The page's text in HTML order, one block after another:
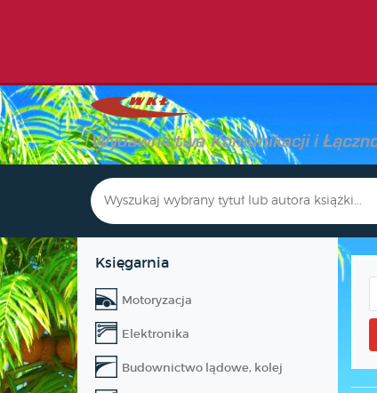
Księgarnia
Motoryzacja
Elektronika
Budownictwo lądowe, kolej